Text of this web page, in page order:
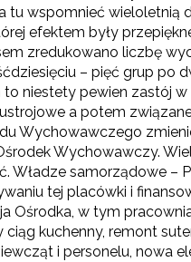
tu wspomnieć wieloletnią
efektem były
zredukowano liczbę
– pięć grup po
niestety pewien zastój
a potem
Wychowawczego
Wychowawczy.
Władze samorządowe –
tej placówki i
Ośrodka, w tym
kuchenny, remont
i personelu, nowa